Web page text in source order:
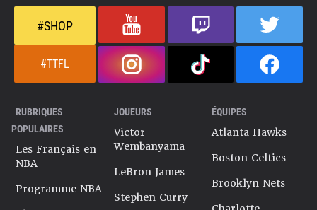
#SHOP
#TTFL
RUBRIQUES
POPULAIRES
Les Français en
NBA
Programme NBA
JOUEURS
Victor
Wembanyama
LeBron James
Stephen Curry
ÉQUIPES
Atlanta Hawks
Boston Celtics
Brooklyn Nets